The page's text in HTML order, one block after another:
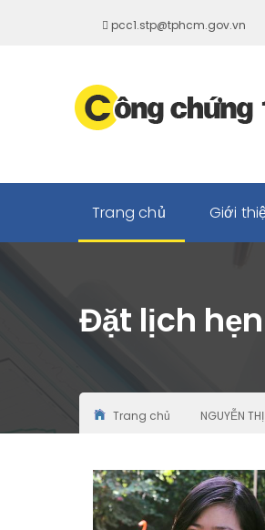
pcc1.stp@tphcm.gov.vn
Trang chủ Giới
Đặt lịch hẹn
Trang chủ NGUYỄN